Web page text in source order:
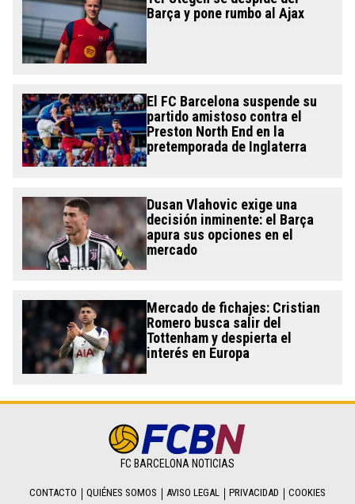
Barça y pone rumbo al Ajax
El FC Barcelona suspende su
partido amistoso contra el
Preston North End en la
pretemporada de Inglaterra
Dusan Vlahovic exige una
decisión inminente: el Barça
apura sus opciones en el
mercado
Mercado de fichajes: Cristian
Romero busca salir del
Tottenham y despierta el
interés en Europa
FC BARCELONA NOTICIAS
CONTACTO QUIÉNES SOMOS AVISO LEGAL PRIVACIDAD
COOKIES